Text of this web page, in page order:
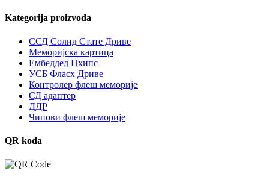
Kategorija proizvoda
ССД Солид Стате Дриве
Меморијска картица
Ембеддед Цхипс
УСБ Фласх Дриве
Контролер флеш меморије
СД адаптер
ДДР
Чипови флеш меморије
QR koda